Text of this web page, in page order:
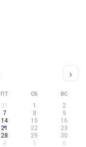
›
ПТ СБ ВС
31 1
2
7 8
9
14 15
16
21 22
23
28 29
30
4 5 6